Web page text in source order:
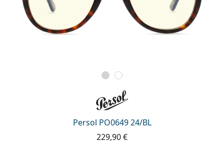
Persol PO0649 24/BL
229,90 €